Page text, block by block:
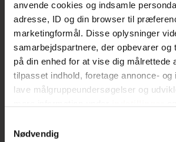
anvende cookies og indsamle
adresse, ID og din browser til
marketingformål. Disse oplysninger
samarbejdspartnere, der opbevarer og
på din enhed for at vise dig målrettede
tilpasset indhold, foretage annonce- og
lave målgruppeundersøgelser og
tilbage eller ændre indstillinger fra vores
Nødvendig
erhvervslokaler​
Vores brede sortiment forvandler dit rum
funktionalitet. Find tidløst design, æstetik,
farverigt interiør. Vi har skænke, TV-borde,
og mere, der afspejler din stil. Vores